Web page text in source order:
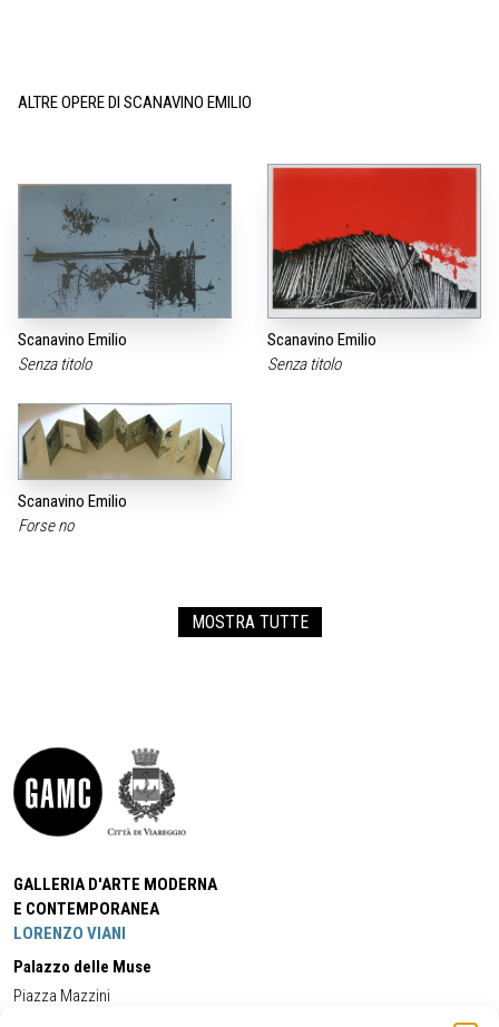
ALTRE OPERE DI SCANAVINO EMILIO
Scanavino Emilio
Senza titolo
Scanavino Emilio
Senza titolo
Scanavino Emilio
Forse no
MOSTRA TUTTE
GALLERIA D'ARTE MODERNA
E CONTEMPORANEA
LORENZO VIANI
Palazzo delle Muse
Piazza Mazzini